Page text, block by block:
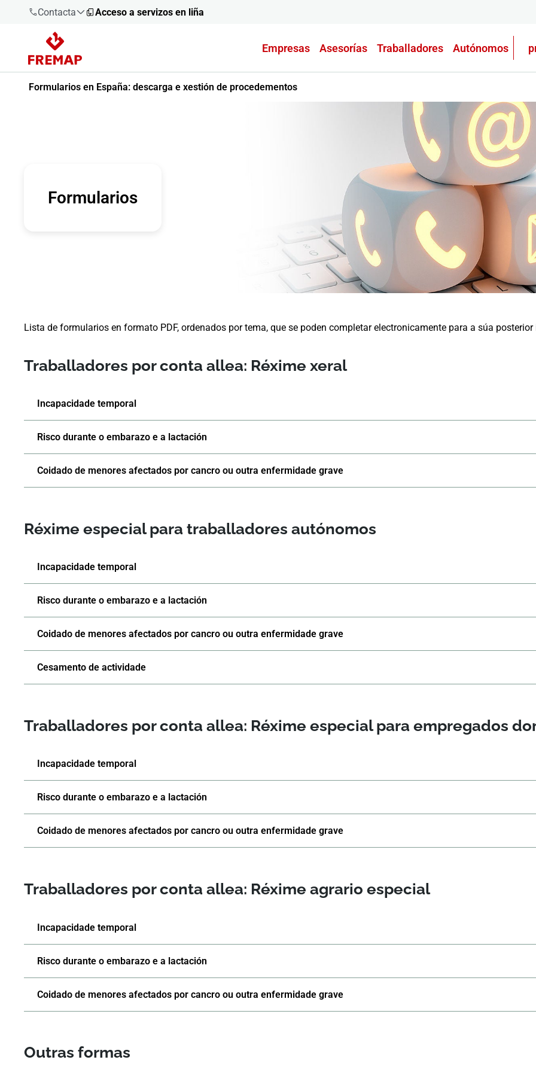
Contacta
900 61 00
61
Acceso a servizos en liña
Empresas Asesorías Traballadores Autónomos
Formularios en España: descarga e xestión de procedementos
Formularios
Lista de formularios en formato PDF, ordenados por tema, que se poden completar electronicamente para a súa
Traballadores por conta allea: Réxime xeral
Incapacidade temporal
Risco durante o embarazo e a lactación
Coidado de menores afectados por cancro ou outra enfermidade grave
Réxime especial para traballadores autónomos
Incapacidade temporal
Risco durante o embarazo e a lactación
Coidado de menores afectados por cancro ou outra enfermidade grave
Cesamento de actividade
Traballadores por conta allea: Réxime especial para empregados
Incapacidade temporal
Risco durante o embarazo e a lactación
Coidado de menores afectados por cancro ou outra enfermidade grave
Traballadores por conta allea: Réxime agrario especial
Incapacidade temporal
Risco durante o embarazo e a lactación
Coidado de menores afectados por cancro ou outra enfermidade grave
Outras formas